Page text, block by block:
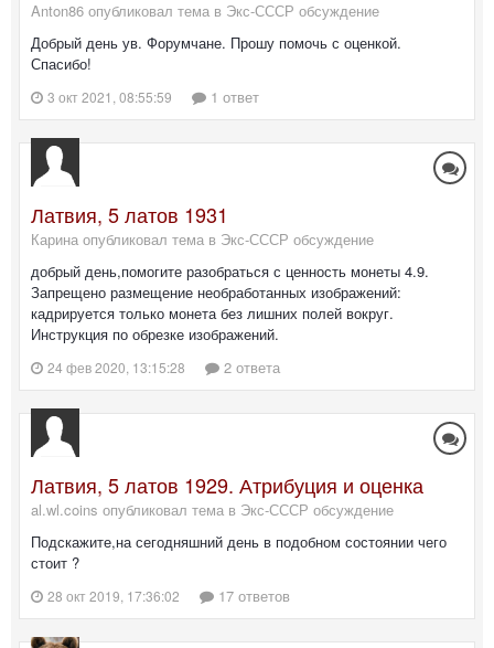
Anton86 опубликовал тема в Экс-СССР обсуждение
Добрый день ув. Форумчане. Прошу помочь с оценкой.
Спасибо!
3 окт 2021, 08:55:59 1 ответ
Латвия, 5 латов 1931
Карина опубликовал тема в Экс-СССР обсуждение
добрый день,помогите разобраться с ценность монеты 4.9.
Запрещено размещение необработанных изображений:
кадрируется только монета без лишних полей вокруг.
Инструкция по обрезке изображений.
24 фев 2020, 13:15:28 2 ответа
Латвия, 5 латов 1929. Атрибуция и оценка
al.wl.coins опубликовал тема в Экс-СССР обсуждение
Подскажите,на сегодняшний день в подобном состоянии чего
стоит ?
28 окт 2019, 17:36:02 17 ответов